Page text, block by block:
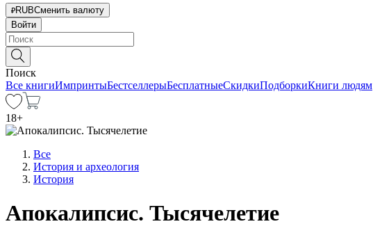
RUBСменить валюту
Войти
Поиск
Все книгиИмпринтыБестселлерыБесплатныеСкидкиПодборкиКниги людям
18+
Все
История и археология
История
Апокалипсис. Тысячелетие